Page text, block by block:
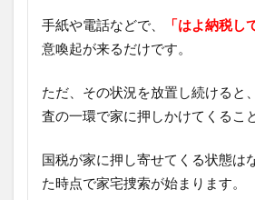
手紙や電話などで、 「はよ納税し
意喚起が来るだけです。
ただ、その状況を放置し続けると、
査の一環で家に押しかけてくるこ
国税が家に押し寄せてくる状態は
た時点で家宅捜索が始まります。